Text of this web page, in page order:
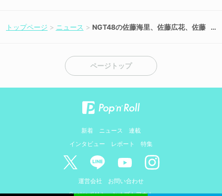
トップページ ニュース
NGT48の佐藤海里、佐藤広花、佐藤
ページトップ
新着 ニュース
連載
インタビュー
レポート 特集
運営会社
お問い合わせ
Cookieポリシーとオプトアウト